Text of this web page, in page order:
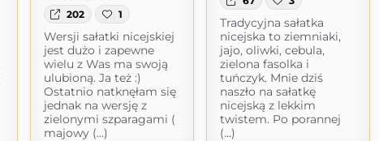
Tradycyjna sałatka
nicejska to ziemniaki,
jajo, oliwki, cebula,
zielona fasolka i
tuńczyk. Mnie dziś
naszło na sałatkę
nicejską z lekkim
twistem. Po porannej
(...)
202 1
Wersji sałatki nicejskiej
jest dużo i zapewne
wielu z Was ma swoją
ulubioną. Ja też :)
Ostatnio natknęłam się
jednak na wersję z
zielonymi szparagami (
majowy (...)